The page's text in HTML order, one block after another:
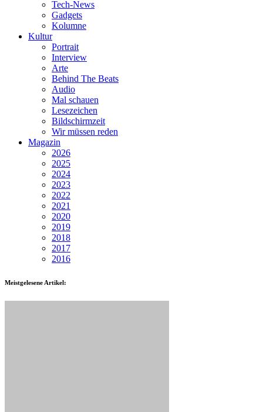
Tech-News
Gadgets
Kolumne
Kultur
Portrait
Interview
Arte
Behind The Beats
Audio
Mal schauen
Lesezeichen
Bildschirmzeit
Wir müssen reden
Magazin
2026
2025
2024
2023
2022
2021
2020
2019
2018
2017
2016
Meistgelesene Artikel: